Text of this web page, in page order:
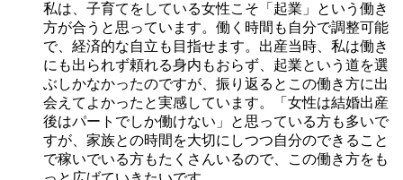
私は、子育てをしている女性こそ「起業」という働き
方が合うと思っています。働く時間も自分で調整可能
で、経済的な自立も目指せます。出産当時、私は働き
にも出られず頼れる身内もおらず、起業という道を選
ぶしかなかったのですが、振り返るとこの働き方に出
会えてよかったと実感しています。「女性は結婚出産
後はパートでしか働けない」と思っている方も多いで
すが、家族との時間を大切にしつつ自分のできること
で稼いでいる方もたくさんいるので、この働き方をも